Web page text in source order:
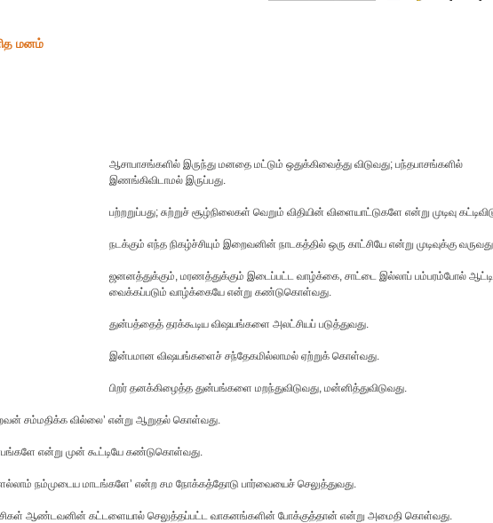
மனம்
ஆசாபாசங்களில் இருந்து மனதை மட்டும் ஒதுக்கிவைத்து விடுவது; பந்தபாசங்களில்
இணங்கிவிடாமல் இருப்பது.
பற்றறுப்பது; சுற்றுச் சூழ்நிலைகள் வெறும் விதியின் விளையாட்டுகளே என்று முடிவு
நடக்கும் எந்த நிகழ்ச்சியும் இறைவனின் நாடகத்தில் ஒரு காட்சியே என்று முடிவுக்கு
ஜனனத்துக்கும், மரணத்துக்கும் இடைப்பட்ட வாழ்க்கை, சாட்டை இல்லாப் பம்பரம்போல் ஆட்டி
வைக்கப்படும் வாழ்க்கையே என்று கண்டுகொள்வது.
துன்பத்தைத் தரக்கூடிய விஷயங்களை அலட்சியப் படுத்துவது.
இன்பமான விஷயங்களைச் சந்தேகமில்லாமல் ஏற்றுக் கொள்வது.
பிறர் தனக்கிழைத்த துன்பங்களை மறந்துவிடுவது, மன்னித்துவிடுவது.
சம்மதிக்க வில்லை’ என்று ஆறுதல் கொள்வது.
என்று முன் கூட்டியே கண்டுகொள்வது.
நம்முடைய மாடங்களே’ என்ற சம நோக்கத்தோடு பார்வையைச் செலுத்துவது.
ஆண்டவனின் கட்டளையால் செலுத்தப்பட்ட வாகனங்களின் போக்குத்தான் என்று அமைதி கொள்வது.